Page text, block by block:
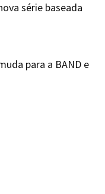
série baseada
para a BAND e